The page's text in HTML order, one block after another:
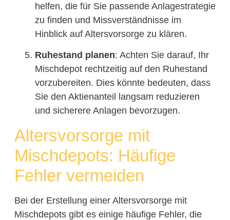
helfen, die für Sie passende Anlagestrategie
zu finden und Missverständnisse im
Hinblick auf Altersvorsorge zu klären.
Ruhestand planen: Achten Sie darauf, Ihr
Mischdepot rechtzeitig auf den Ruhestand
vorzubereiten. Dies könnte bedeuten, dass
Sie den Aktienanteil langsam reduzieren
und sicherere Anlagen bevorzugen.
Altersvorsorge mit
Mischdepots: Häufige
Fehler vermeiden
Bei der Erstellung einer Altersvorsorge mit
Mischdepots gibt es einige häufige Fehler, die